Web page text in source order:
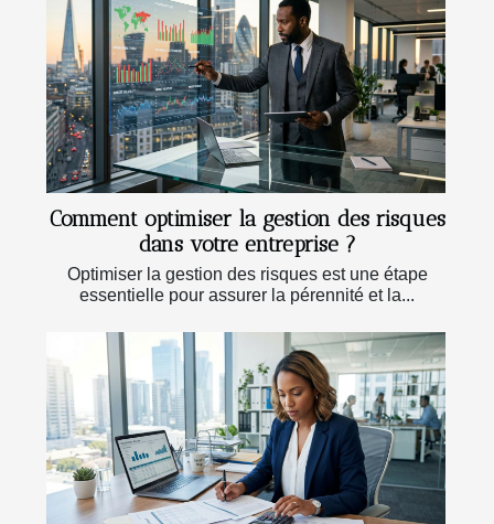
Comment optimiser la gestion des risques
dans votre entreprise ?
Optimiser la gestion des risques est une étape
essentielle pour assurer la pérennité et la...